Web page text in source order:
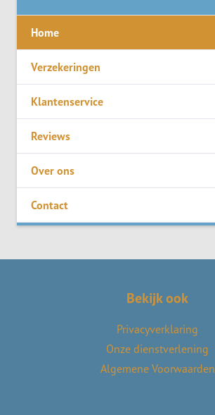
Home
Verzekeringen
Klantenservice
Reviews
Over ons
Contact
Bekijk ook
Privacyverklaring
Onze dienstverlening
Algemene Voorwaarden